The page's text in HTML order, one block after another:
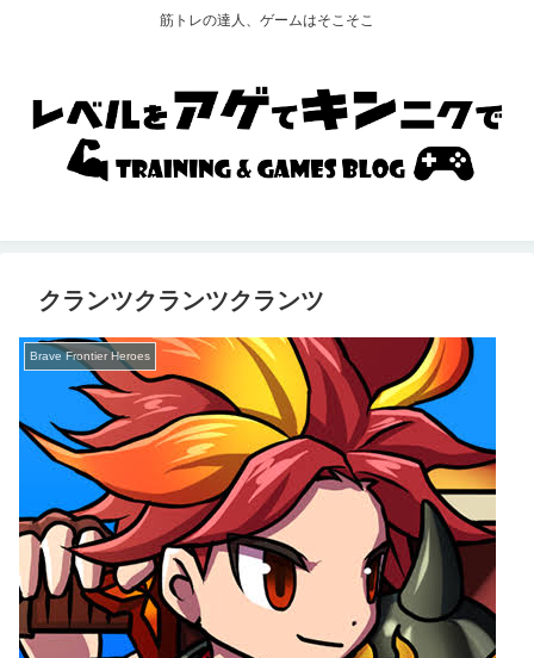
筋トレの達人、ゲームはそこそこ
クランツクランツクランツ
Brave Frontier Heroes